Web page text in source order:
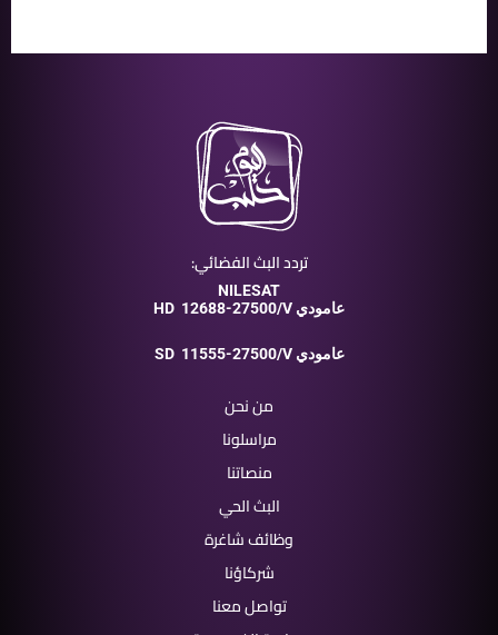
تردد البث الفضائي:
NILESAT
HD
12688-27500/V عامودي
SD 11555-27500/V عامودي
من نحن
مراسلونا
منصاتنا
البث الحي
وظائف شاغرة
شركاؤنا
تواصل معنا